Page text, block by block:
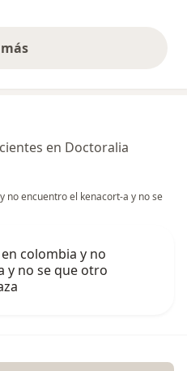
opiniones anteriores
en Doctoralia
no encuentro el kenacort-a y no se
colombia y no
y no se que otro